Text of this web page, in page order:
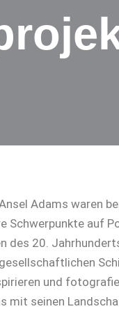
Adams waren
Schwerpunkte auf
des 20.
und
mit seinen